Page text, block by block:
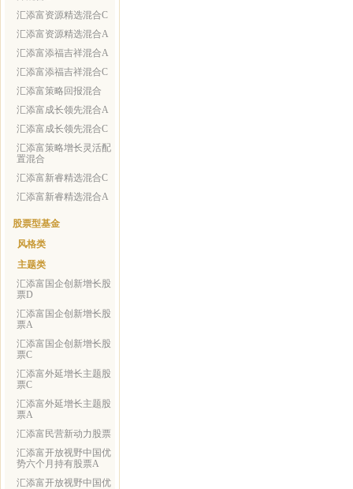
汇添富资源精选混合C
汇添富资源精选混合A
汇添富添福吉祥混合A
汇添富添福吉祥混合C
汇添富策略回报混合
汇添富成长领先混合A
汇添富成长领先混合C
汇添富策略增长灵活配
置混合
汇添富新睿精选混合C
汇添富新睿精选混合A
股票型基金
风格类
主题类
汇添富国企创新增长股
票D
汇添富国企创新增长股
票A
汇添富国企创新增长股
票C
汇添富外延增长主题股
票C
汇添富外延增长主题股
票A
汇添富民营新动力股票
汇添富开放视野中国优
势六个月持有股票A
汇添富开放视野中国优